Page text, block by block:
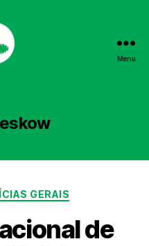
Menu
GERAIS
de